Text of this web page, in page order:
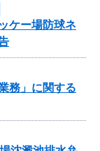
ケー場防球ネ
務」に関する